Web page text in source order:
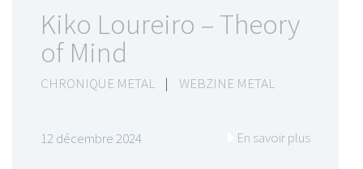
Kiko Loureiro – Theory
of Mind
CHRONIQUE METAL | WEBZINE METAL
12 décembre 2024 En savoir plus